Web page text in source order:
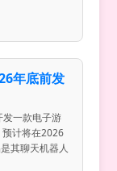
年底前发
发一款电子游
预计将在2026
其聊天机器人